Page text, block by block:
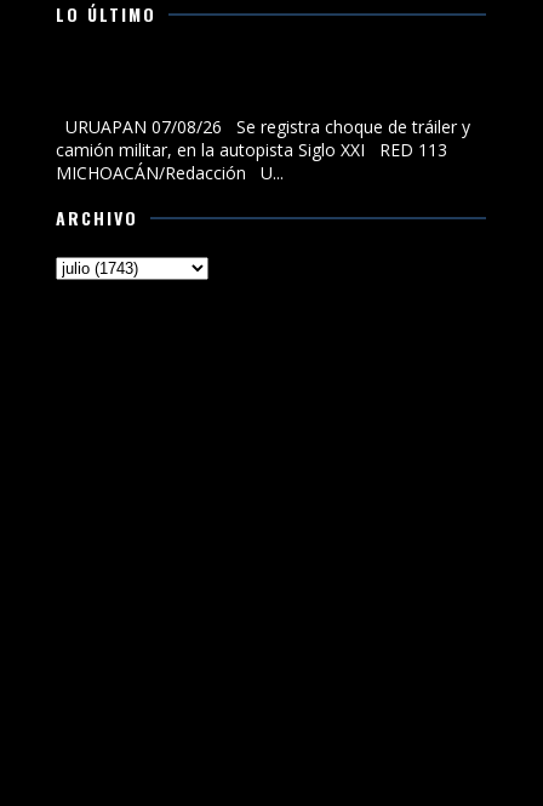
LO ÚLTIMO
URUAPAN 07/08/26 Se registra choque de tráiler y
camión militar, en la autopista Siglo XXI RED 113
MICHOACÁN/Redacción U...
ARCHIVO